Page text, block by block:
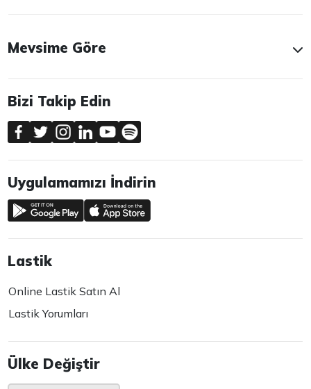
Mevsime Göre
Bizi Takip Edin
Uygulamamızı İndirin
Lastik
Online Lastik Satın Al
Lastik Yorumları
Ülke Değiştir